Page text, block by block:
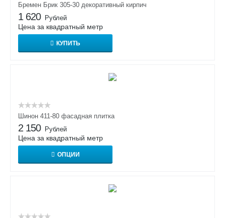
Бремен Брик 305-30 декоративный кирпич
1 620 Рублей
Цена за квадратный метр
КУПИТЬ
Шинон 411-80 фасадная плитка
2 150 Рублей
Цена за квадратный метр
ОПЦИИ